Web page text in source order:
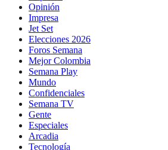
Opinión
Impresa
Jet Set
Elecciones 2026
Foros Semana
Mejor Colombia
Semana Play
Mundo
Confidenciales
Semana TV
Gente
Especiales
Arcadia
Tecnología